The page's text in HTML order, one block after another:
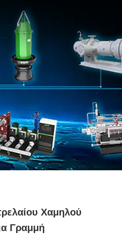
Χαμηλού
Γραμμή